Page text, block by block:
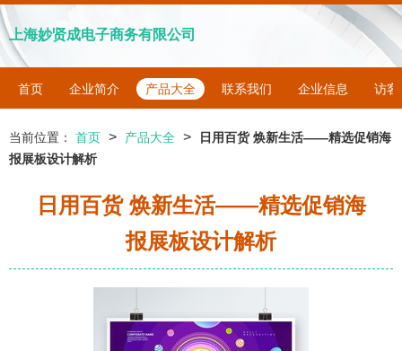
上海妙贤成电子商务有限公司
首页 企业简介 产品大全 联系我们 企业信息 访客
当前位置： 首页 > 产品大全 >
日用百货 焕新生活——精选促销海
报展板设计解析
日用百货 焕新生活——精选促销海
报展板设计解析